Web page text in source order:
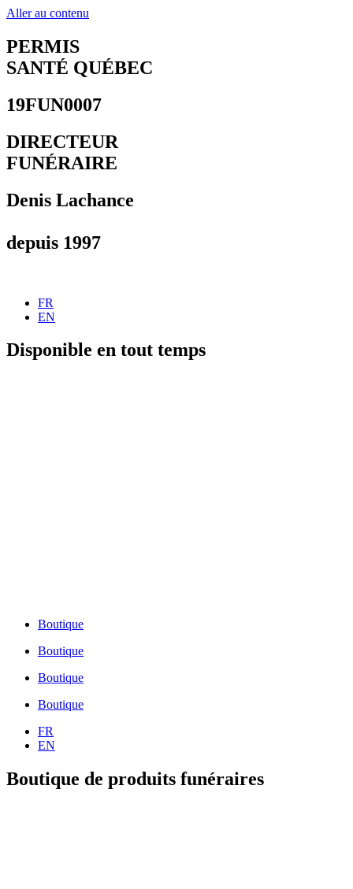
Aller au contenu
PERMIS
SANTÉ QUÉBEC
19FUN0007
DIRECTEUR
FUNÉRAIRE
Denis Lachance
depuis 1997
FR
EN
Disponible en tout temps
Boutique
Boutique
Boutique
Boutique
FR
EN
Boutique de produits funéraires